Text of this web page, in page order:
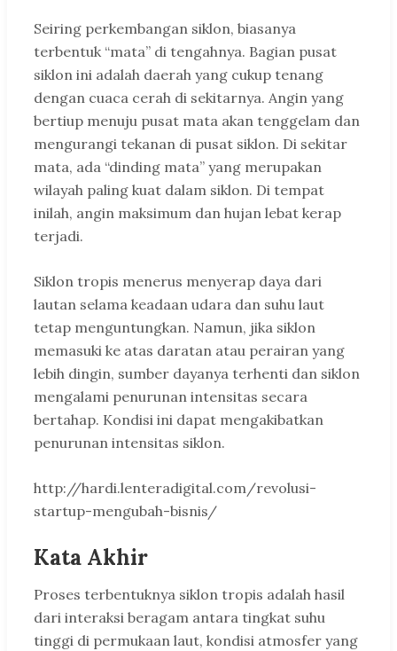
Seiring perkembangan siklon, biasanya
terbentuk “mata” di tengahnya. Bagian pusat
siklon ini adalah daerah yang cukup tenang
dengan cuaca cerah di sekitarnya. Angin yang
bertiup menuju pusat mata akan tenggelam dan
mengurangi tekanan di pusat siklon. Di sekitar
mata, ada “dinding mata” yang merupakan
wilayah paling kuat dalam siklon. Di tempat
inilah, angin maksimum dan hujan lebat kerap
terjadi.
Siklon tropis menerus menyerap daya dari
lautan selama keadaan udara dan suhu laut
tetap menguntungkan. Namun, jika siklon
memasuki ke atas daratan atau perairan yang
lebih dingin, sumber dayanya terhenti dan siklon
mengalami penurunan intensitas secara
bertahap. Kondisi ini dapat mengakibatkan
penurunan intensitas siklon.
http://hardi.lenteradigital.com/revolusi-
startup-mengubah-bisnis/
Kata Akhir
Proses terbentuknya siklon tropis adalah hasil
dari interaksi beragam antara tingkat suhu
tinggi di permukaan laut, kondisi atmosfer yang